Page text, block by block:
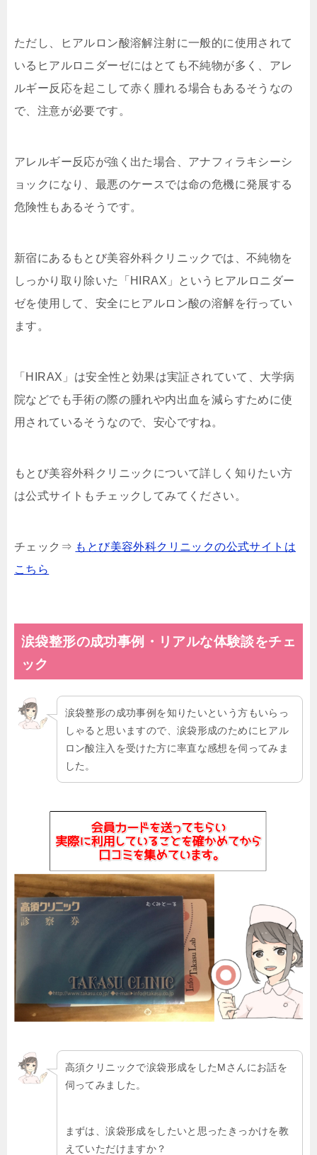
ただし、ヒアルロン酸溶解注射に一般的に使用されて
いるヒアルロニダーゼにはとても不純物が多く、アレ
ルギー反応を起こして赤く腫れる場合もあるそうなの
で、注意が必要です。
アレルギー反応が強く出た場合、アナフィラキシーシ
ョックになり、最悪のケースでは命の危機に発展する
危険性もあるそうです。
新宿にあるもとび美容外科クリニックでは、不純物を
しっかり取り除いた「HIRAX」というヒアルロニダー
ゼを使用して、安全にヒアルロン酸の溶解を行ってい
ます。
「HIRAX」は安全性と効果は実証されていて、大学病
院などでも手術の際の腫れや内出血を減らすために使
用されているそうなので、安心ですね。
もとび美容外科クリニックについて詳しく知りたい方
は公式サイトもチェックしてみてください。
チェック⇒ もとび美容外科クリニックの公式サイトは
こちら
涙袋整形の成功事例・リアルな体験談をチェ
ック
涙袋整形の成功事例を知りたいという方もいらっ
しゃると思いますので、涙袋形成のためにヒアル
ロン酸注入を受けた方に率直な感想を伺ってみま
した。
高須クリニックで涙袋形成をしたMさんにお話を
伺ってみました。
まずは、涙袋形成をしたいと思ったきっかけを教
えていただけますか？